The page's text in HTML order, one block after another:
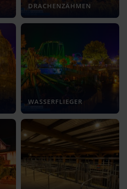
DRACHENZÄHMEN
WASSERFLIEGER